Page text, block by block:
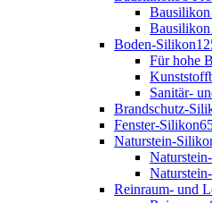
Bausilikon
Boden-Silikon
Für hohe
Sanitär-
Brandschutz-
Fenster-Silikon
Naturstein-
Reinraum- und